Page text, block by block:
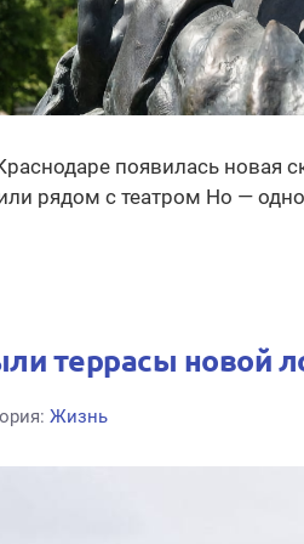
появилась новая
рядом с театром Но —
террасы новой
Жизнь